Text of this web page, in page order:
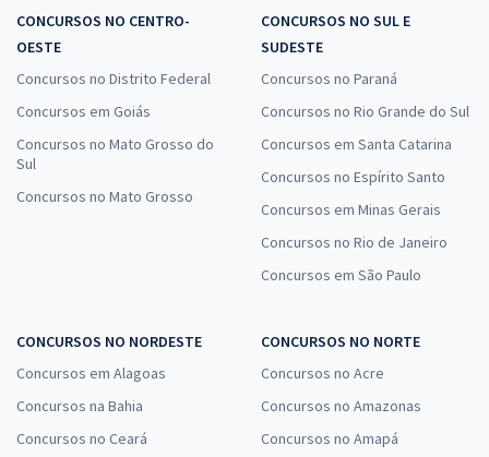
CONCURSOS NO CENTRO-
OESTE
Concursos no Distrito Federal
Concursos em Goiás
Concursos no Mato Grosso do
Sul
Concursos no Mato Grosso
CONCURSOS NO SUL E
SUDESTE
Concursos no Paraná
Concursos no Rio Grande do Sul
Concursos em Santa Catarina
Concursos no Espírito Santo
Concursos em Minas Gerais
Concursos no Rio de Janeiro
Concursos em São Paulo
CONCURSOS NO NORDESTE
Concursos em Alagoas
Concursos na Bahia
Concursos no Ceará
CONCURSOS NO NORTE
Concursos no Acre
Concursos no Amazonas
Concursos no Amapá